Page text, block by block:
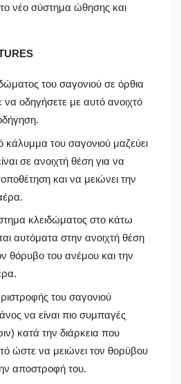
νέο σύστημα ώθησης και
του σαγονιού σε όρθια
να οδηγήσετε με αυτό ανοιχτό
κάλυμμα του σαγονιού μαζεύει
σε ανοιχτή θέση για να
και να μειώνει την
κλειδώματος στο κάτω
αυτόματα στην ανοιχτή θέση
θόρυβο του ανέμου και την
του σαγονιού
να είναι πιο συμπαγές
κατά την διάρκεια που
ώστε να μειώνει τον θορύβου
αποστροφή του.